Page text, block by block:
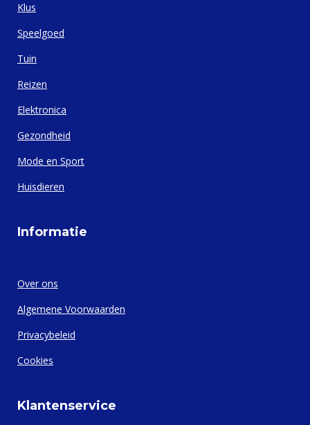
Klus
Speelgoed
Tuin
Reizen
Elektronica
Gezondheid
Mode en Sport
Huisdieren
Informatie
Over ons
Algemene Voorwaarden
Privacybeleid
Cookies
Klantenservice